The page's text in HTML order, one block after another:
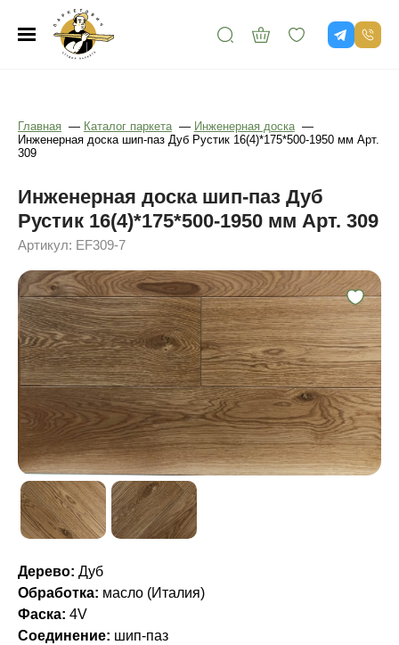
Главная — Каталог паркета — Инженерная доска —
Инженерная доска шип-паз Дуб Рустик 16(4)*175*500-1950 мм Арт.
309
Инженерная доска шип-паз Дуб
Рустик 16(4)*175*500-1950 мм Арт. 309
Артикул: EF309-7
Дерево: Дуб
Обработка: масло (Италия)
Фаска: 4V
Соединение: шип-паз